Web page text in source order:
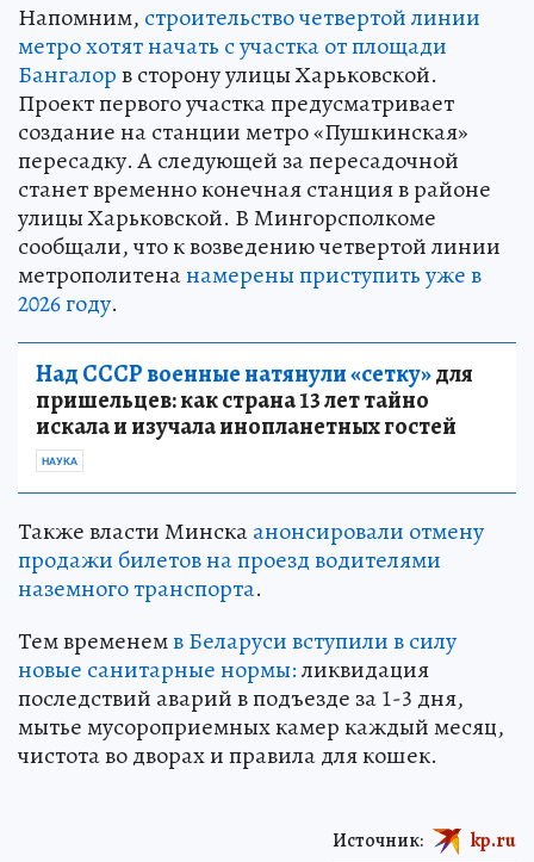
Напомним, строительство четвертой линии
метро хотят начать с участка от площади
Бангалорв сторону улицы Харьковской.
Проект первого участка предусматривает
создание на станции метро «Пушкинская»
пересадку. А следующей за пересадочной
станет временно конечная станция в районе
улицы Харьковской. В Мингорсполкоме
сообщали, что к возведению четвертой линии
метрополитенанамерены приступить уже в
2026 году.
Над СССР военные натянули «сетку»для
пришельцев: как страна 13 лет тайно
искала и изучала инопланетных гостей
НАУКА
Также власти Минскаанонсировали отмену
продажи билетов на проезд водителями
наземного транспорта.
Тем временемв Беларуси вступили в силу
новые санитарные нормы:ликвидация
последствий аварий в подъезде за 1-3 дня,
мытье мусороприемных камер каждый месяц,
чистота во дворах и правила для кошек.
Источник: kp.ru